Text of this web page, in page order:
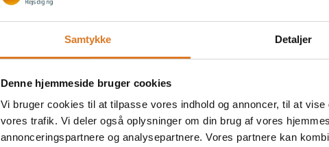
Samtykke Detaljer
Denne hjemmeside bruger cookies
Vi bruger cookies til at tilpasse vores indhold og annoncer, til at
vores trafik. Vi deler også oplysninger om din brug af vores
annonceringspartnere og analysepartnere. Vores partnere kan
• 1 x middag på lokal restaurant i Córdoba inkl. 1
• Lokalguide i Ronda, Córdoba, Sevilla, Granada og i
• Udflugter ifølge program inkl.
-Entré og rundvisning på Alhambra
• Erfaren dansk rejseleder
OBS - Pasnummer skal være korrekt